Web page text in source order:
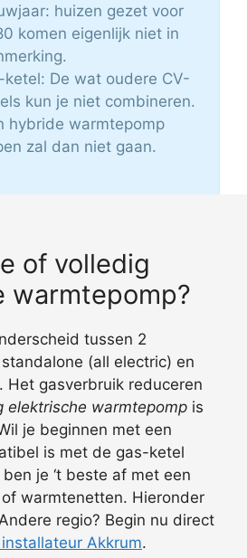
huizen gezet voor
komen eigenlijk niet in
ketel: De wat oudere CV-
kun je niet combineren.
hybride warmtepomp
zal dan niet gaan.
of volledig
warmtepomp?
tussen 2
(all electric) en
Het gasverbruik reduceren
elektrische warmtepomp is
je beginnen met een
is met de gas-ketel
je ‘t beste af met een
warmtenetten. Hieronder
regio? Begin nu direct
Akkrum.